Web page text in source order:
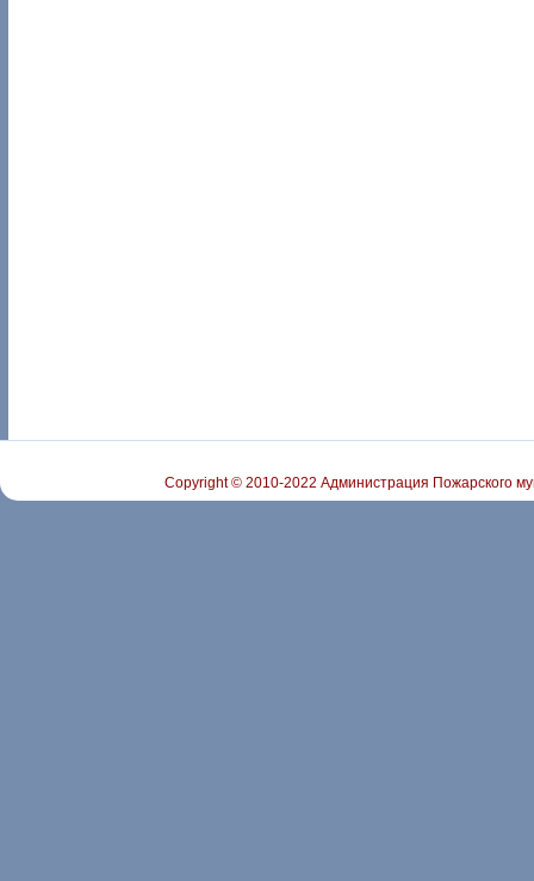
Copyright © 2010-2022 Администрация Пожарского